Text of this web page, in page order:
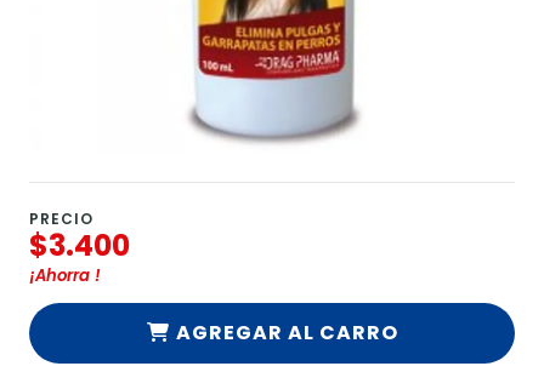
PRECIO
$3.400
¡Ahorra !
AGREGAR AL CARRO